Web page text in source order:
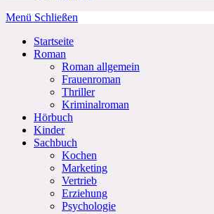
Menü Schließen
Startseite
Roman
Roman allgemein
Frauenroman
Thriller
Kriminalroman
Hörbuch
Kinder
Sachbuch
Kochen
Marketing
Vertrieb
Erziehung
Psychologie